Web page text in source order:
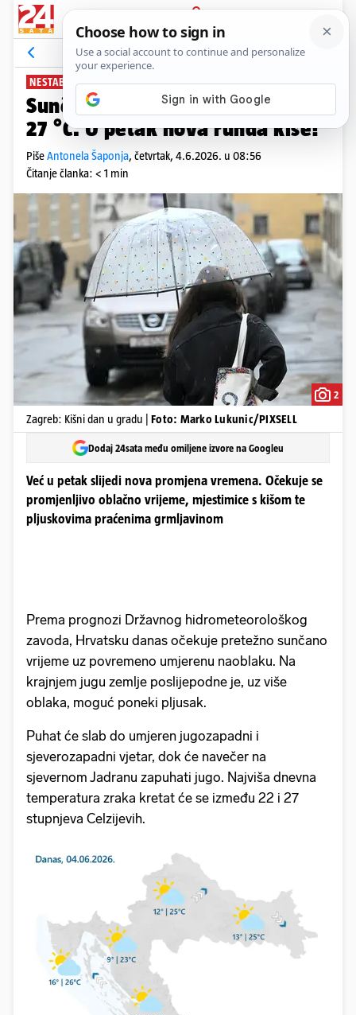
PRIJAVA
News Komentari
NESTABILNO VRIJEME
Sunčano i toplo, temperature do
27 °C. U petak nova runda kiše!
PišeAntonela Šaponja, četvrtak, 4.6.2026. u 08:56
Čitanje članka: < 1 min
2
Zagreb: Kišni dan u gradu | Foto: Marko Lukunic/PIXSELL
Dodaj 24sata među omiljene izvore na Googleu
Već u petak slijedi nova promjena vremena. Očekuje se
promjenljivo oblačno vrijeme, mjestimice s kišom te
pljuskovima praćenima grmljavinom
Prema prognozi Državnog hidrometeorološkog
zavoda, Hrvatsku danas očekuje pretežno sunčano
vrijeme uz povremeno umjerenu naoblaku. Na
krajnjem jugu zemlje poslijepodne je, uz više
oblaka, moguć poneki pljusak.
Puhat će slab do umjeren jugozapadni i
sjeverozapadni vjetar, dok će navečer na
sjevernom Jadranu zapuhati jugo. Najviša dnevna
temperatura zraka kretat će se između 22 i 27
stupnjeva Celzijevih.